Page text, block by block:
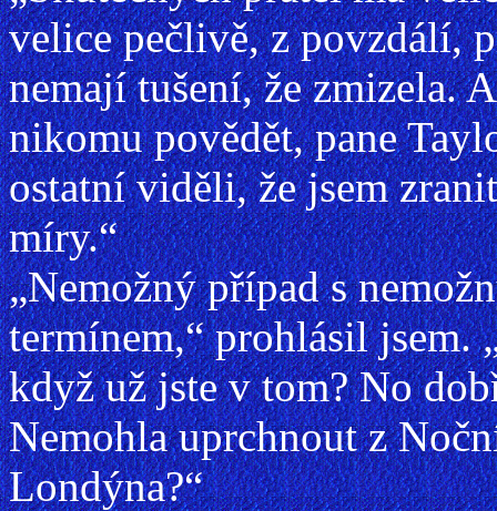
velice pečlivě, z povzdálí,
nemají tušení, že zmizela.
nikomu povědět, pane
ostatní viděli, že jsem
míry.“
„Nemožný případ s
termínem,“ prohlásil jsem.
když už jste v tom? No
Nemohla uprchnout z
Londýna?“